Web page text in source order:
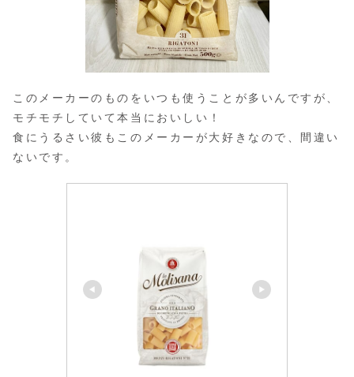
このメーカーのものをいつも使うことが多いんですが、
モチモチしていて本当においしい！
食にうるさい彼もこのメーカーが大好きなので、間違い
ないです。